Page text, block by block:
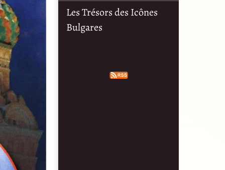
Les Trésors des Icônes
Bulgares